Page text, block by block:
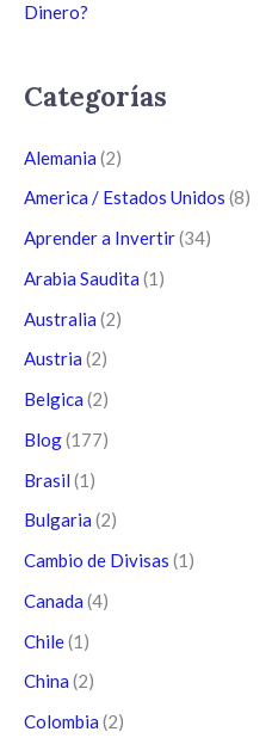
Dinero?
Categorías
Alemania (2)
America / Estados Unidos (8)
Aprender a Invertir(34)
Arabia Saudita (1)
Australia (2)
Austria (2)
Belgica (2)
Blog(177)
Brasil (1)
Bulgaria (2)
Cambio de Divisas (1)
Canada (4)
Chile(1)
China (2)
Colombia (2)